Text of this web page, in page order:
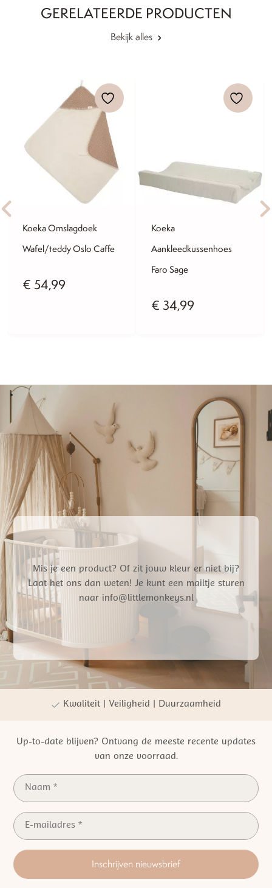
GERELATEERDE PRODUCTEN
Bekijk alles
Koeka Omslagdoek
Wafel/teddy Oslo Caffe
€ 54,99
Koeka
Aankleedkussenhoes
Faro Sage
€ 34,99
Mis je een product? Of zit jouw kleur er niet bij?
Laat het ons dan weten! Je kunt een mailtje sturen
naar info@littlemonkeys.nl
Gratis verzending vanaf €50,- NL
Persoonlijke winkelervaring
Kwaliteit | Veiligheid | Duurzaamheid
Up-to-date blijven? Ontvang de meeste recente updates
van onze voorraad.
Inschrijven nieuwsbrief